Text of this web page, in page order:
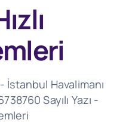
İstanbul Havalimanı
Sayılı Yazı -